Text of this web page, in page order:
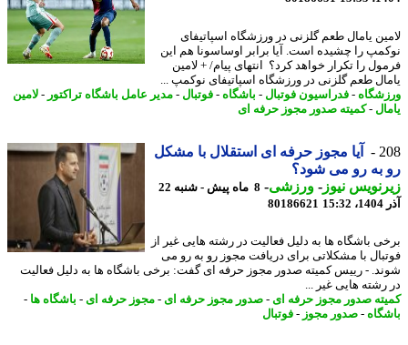
یامال طعم گلزنی در ورزشگاه اسپاتیفای
نوکمپ را چشیده است. ‎آیا برابر اوساسونا هم این
را تکرار خواهد کرد؟ ‏ انتهای پیام/ + لامین
طعم گلزنی در ورزشگاه اسپاتیفای نوکمپ ...
-فدراسیون فوتبال-باشگاه-فوتبال-مدیر عامل باشگاه تراکتور -لامین
-کمیته صدور مجوز حرفه ای
آیا مجوز حرفه ای استقلال با مشکل
به رو می شود؟
نیوز-ورزشی-
8 ماه پیش - شنبه 22
80186621
باشگاه ها به دلیل فعالیت در رشته هایی غیر از
با مشکلاتی برای دریافت مجوز رو به رو می
- رییس کمیته صدور مجوز حرفه ای گفت: برخی باشگاه ها به دلیل فعالیت
هایی غیر ...
صدور مجوز حرفه ای- صدور مجوز حرفه ای- مجوز حرفه ای- باشگاه ها-
-صدور مجوز-فوتبال